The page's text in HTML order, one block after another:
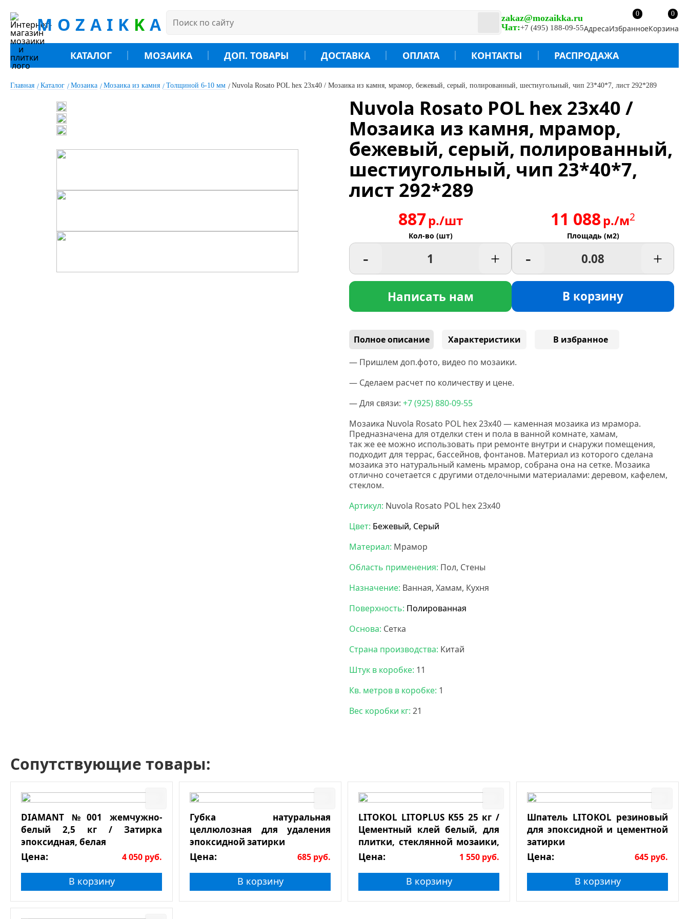
MOZAIK K A
zakaz@mozaikka.ru
Чат:+7 (495) 188-09-55Адреса
0
ИзбранноеКорзина
0
КАТАЛОГ МОЗАИКА ДОП. ТОВАРЫ ДОСТАВКА ОПЛАТА КОНТАКТЫ РАСПРОДАЖА
Главная Каталог Мозаика Мозаика из камня Толщиной 6-10 мм Nuvola Rosato POL hex 23x40 / Мозаика из камня, мрамор, бежевый, серый, полированный, шестиугольный, чип 23*40*7, лист 292*289
Nuvola Rosato POL hex 23x40 /
Мозаика из камня, мрамор,
бежевый, серый, полированный,
шестиугольный, чип 23*40*7,
лист 292*289
887р./шт
Кол-во (шт)
- +
Написать нам
11 088р./м2
Площадь (м2)
- +
В корзину
Полное описание Характеристики
В избранное
— Пришлем доп.фото, видео по мозаики.
— Сделаем расчет по количеству и цене.
— Для связи: +7(925) 880-09-55
Мозаика Nuvola Rosato POL hex 23x40 — каменная мозаика из мрамора.
Предназначена для отделки стен и пола в ванной комнате, хамам,
так же ее можно использовать при ремонте внутри и снаружи помещения,
подходит для террас, бассейнов, фонтанов. Материал из которого сделана
мозаика это натуральный камень мрамор, собрана она на сетке. Мозаика
отлично сочетается с другими отделочными материалами: деревом, кафелем,
стеклом.
Артикул: Nuvola Rosato POL hex 23x40
Цвет: Бежевый, Серый
Материал: Мрамор
Область применения: Пол, Стены
Назначение: Ванная, Хамам, Кухня
Поверхность: Полированная
Основа: Сетка
Страна производства: Китай
Штук в коробке: 11
Кв. метров в коробке: 1
Вес коробки кг: 21
Сопутствующие товары:
DIAMANT №001 жемчужно-
белый 2,5 кг / Затирка
эпоксидная, белая
Цена: 4 050 руб.
В корзину
Губка натуральная
целлюлозная для удаления
эпоксидной затирки
Цена: 685 руб.
В корзину
LITOKOL LITOPLUS K55 25 кг /
Цементный клей белый, для
плитки, стеклянной мозаики,
натурального камня
Цена: 1 550 руб.
В корзину
Шпатель LITOKOL резиновый
для эпоксидной и цементной
затирки
Цена: 645 руб.
В корзину